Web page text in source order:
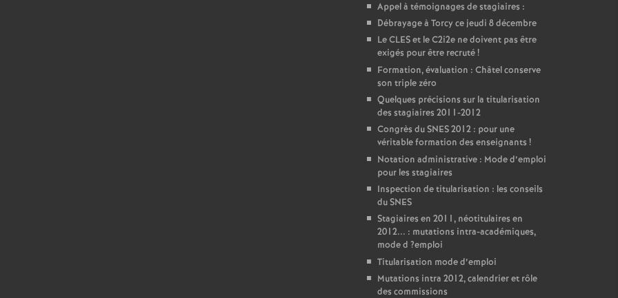
Appel à témoignages de stagiaires :
Débrayage à Torcy ce jeudi 8 décembre
LeCLESet le C2i2e ne doivent pas être
exigés pour être recruté!
Formation, évaluation : Châtel conserve
son triple zéro
Quelques précisions sur la titularisation
des stagiaires 2011-2012
Congrès duSNES2012 : pour une
véritable formation des enseignants !
Notation administrative : Mode d’emploi
pour les stagiaires
Inspection de titularisation : les conseils
duSNES
Stagiaires en 2011, néotitulaires en
2012... : mutations intra-académiques,
mode d ?emploi
Titularisation mode d’emploi
Mutations intra 2012, calendrier et rôle
des commissions